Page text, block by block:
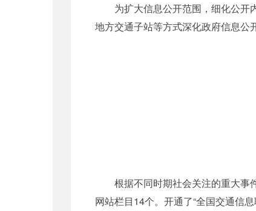
为扩大信息公开范围，细化公开内
地方交通子站等方式深化政府信息公
根据不同时期社会关注的重大事件
网站栏目14个。开通了“全国交通信